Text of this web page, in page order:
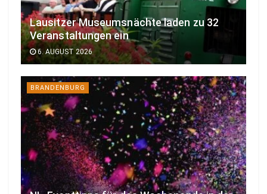
Lausitzer Museumsnächte laden zu 32
Veranstaltungen ein
6. AUGUST 2026
BRANDENBURG